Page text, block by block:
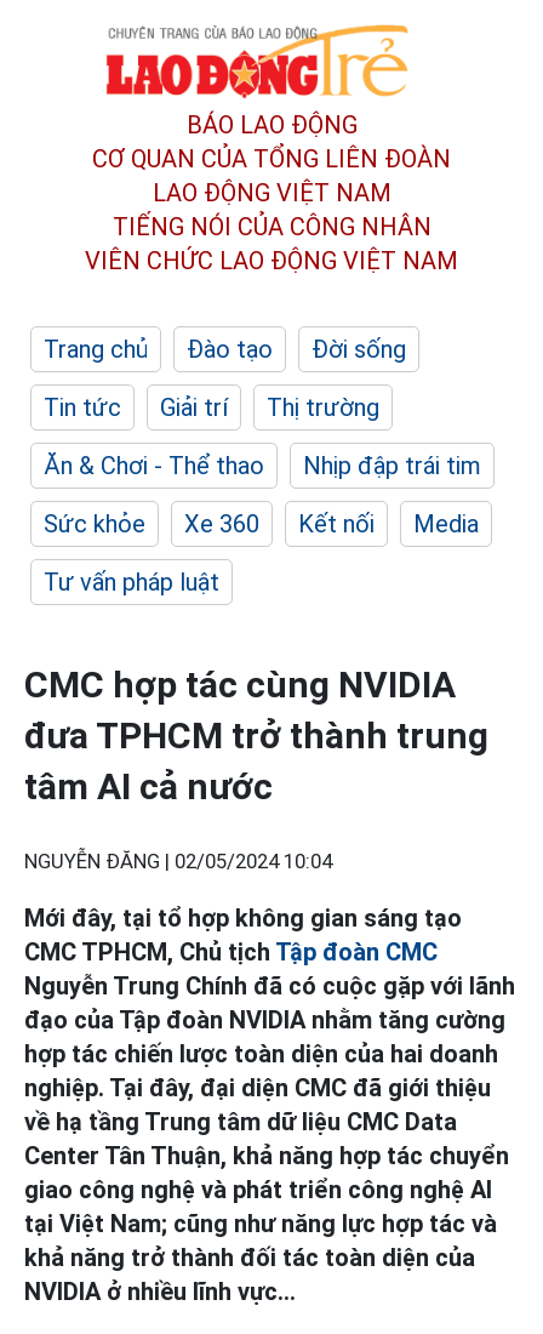
BÁO LAO ĐỘNG
CƠ QUAN CỦA TỔNG LIÊN ĐOÀN
LAO ĐỘNG VIỆT NAM
TIẾNG NÓI CỦA CÔNG NHÂN
VIÊN CHỨC LAO ĐỘNG VIỆT NAM
Trang chủ Đào tạo
Đời sống
Tin tức
Giải trí
Thị trường
Ăn & Chơi - Thể thao
Nhịp đập trái tim
Sức khỏe
Xe 360 Kết nối
Media
Tư vấn pháp luật
CMC hợp tác cùng NVIDIA
đưa TPHCM trở thành trung
tâm AI cả nước
NGUYỄN ĐĂNG | 02/05/2024 10:04
Mới đây, tại tổ hợp không gian sáng tạo
CMC TPHCM, Chủ tịch Tập đoàn CMC
Nguyễn Trung Chính đã có cuộc gặp với lãnh
đạo của Tập đoàn NVIDIA nhằm tăng cường
hợp tác chiến lược toàn diện của hai doanh
nghiệp. Tại đây, đại diện CMC đã giới thiệu
về hạ tầng Trung tâm dữ liệu CMC Data
Center Tân Thuận, khả năng hợp tác chuyển
giao công nghệ và phát triển công nghệ AI
tại Việt Nam; cũng như năng lực hợp tác và
khả năng trở thành đối tác toàn diện của
NVIDIA ở nhiều lĩnh vực…